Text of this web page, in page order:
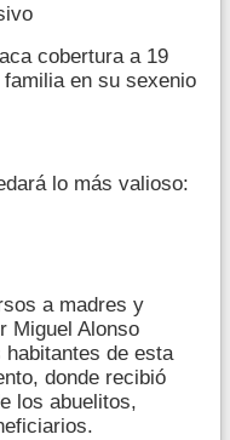
cobertura a 19
en su sexenio
lo más valioso:
a madres y
Miguel Alonso
de esta
donde recibió
los abuelitos,